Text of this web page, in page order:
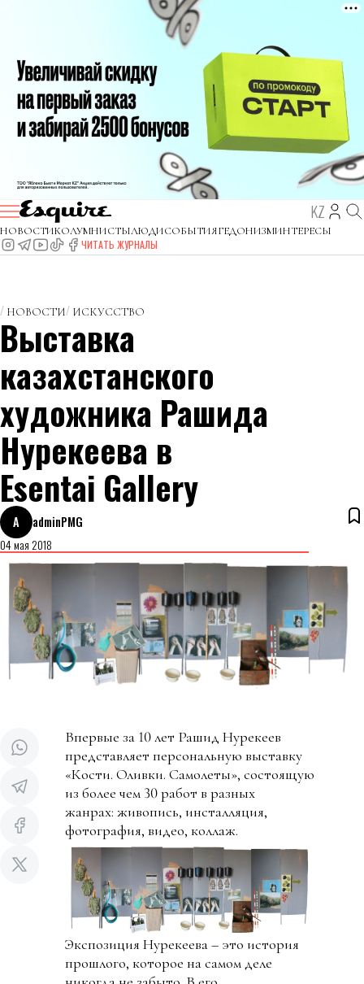
KZ
НОВОСТИКОЛУМНИСТЫЛЮДИСОБЫТИЯГЕДОНИЗМИНТЕРЕСЫ
ЧИТАТЬ ЖУРНАЛЫ
НОВОСТИ ИСКУССТВО
Выставка
казахстанского
художника Рашида
Нурекеева в
Esentai Gallery
A
adminPMG
04 мая 2018
Впервые за 10 лет Рашид Нурекеев
представляет персональную выставку
«Кости. Оливки. Самолеты», состоящую
из более чем 30 работ в разных
жанрах: живопись, инсталляция,
фотография, видео, коллаж.
Экспозиция Нурекеева – это история
прошлого, которое на самом деле